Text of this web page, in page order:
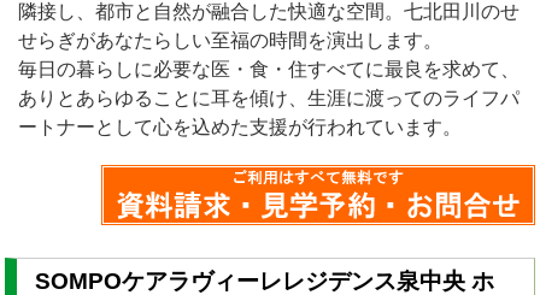
隣接し、都市と自然が融合した快適な空間。七北田川のせ
せらぎがあなたらしい至福の時間を演出します。
毎日の暮らしに必要な医・食・住すべてに最良を求めて、
ありとあらゆることに耳を傾け、生涯に渡ってのライフパ
ートナーとして心を込めた支援が行われています。
SOMPOケアラヴィーレレジデンス泉中央 ホ